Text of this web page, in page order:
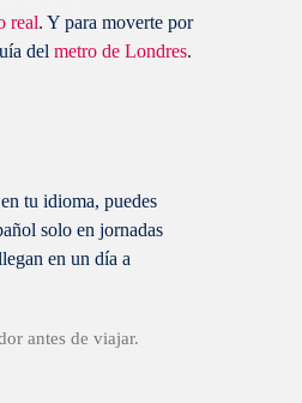
real. Y para moverte por
del metro de Londres.
tu idioma, puedes
solo en jornadas
en un día a
antes de viajar.